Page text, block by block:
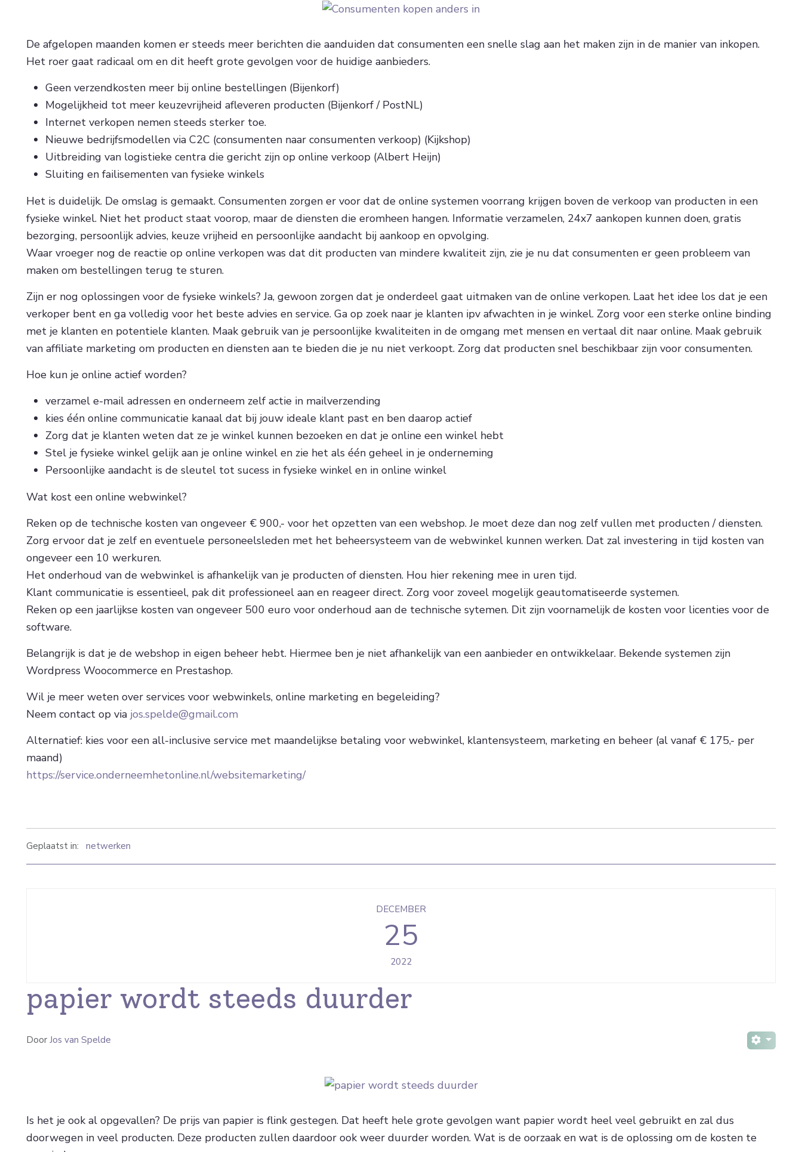
De afgelopen maanden komen er steeds meer berichten die aanduiden dat consumenten een snelle slag aan het maken zijn in de manier van inkopen.
Het roer gaat radicaal om en dit heeft grote gevolgen voor de huidige aanbieders.
Geen verzendkosten meer bij online bestellingen (Bijenkorf)
Mogelijkheid tot meer keuzevrijheid afleveren producten (Bijenkorf / PostNL)
Internet verkopen nemen steeds sterker toe.
Nieuwe bedrijfsmodellen via C2C (consumenten naar consumenten verkoop) (Kijkshop)
Uitbreiding van logistieke centra die gericht zijn op online verkoop (Albert Heijn)
Sluiting en failisementen van fysieke winkels
Het is duidelijk. De omslag is gemaakt. Consumenten zorgen er voor dat de online systemen voorrang krijgen boven de verkoop van producten in een
fysieke winkel. Niet het product staat voorop, maar de diensten die eromheen hangen. Informatie verzamelen, 24x7 aankopen kunnen doen, gratis
bezorging, persoonlijk advies, keuze vrijheid en persoonlijke aandacht bij aankoop en opvolging.
Waar vroeger nog de reactie op online verkopen was dat dit producten van mindere kwaliteit zijn, zie je nu dat consumenten er geen probleem van
maken om bestellingen terug te sturen.
Zijn er nog oplossingen voor de fysieke winkels? Ja, gewoon zorgen dat je onderdeel gaat uitmaken van de online verkopen. Laat het idee los dat je een
verkoper bent en ga volledig voor het beste advies en service. Ga op zoek naar je klanten ipv afwachten in je winkel. Zorg voor een sterke online binding
met je klanten en potentiele klanten. Maak gebruik van je persoonlijke kwaliteiten in de omgang met mensen en vertaal dit naar online. Maak gebruik
van affiliate marketing om producten en diensten aan te bieden die je nu niet verkoopt. Zorg dat producten snel beschikbaar zijn voor consumenten.
Hoe kun je online actief worden?
verzamel e-mail adressen en onderneem zelf actie in mailverzending
kies één online communicatie kanaal dat bij jouw ideale klant past en ben daarop actief
Zorg dat je klanten weten dat ze je winkel kunnen bezoeken en dat je online een winkel hebt
Stel je fysieke winkel gelijk aan je online winkel en zie het als één geheel in je onderneming
Persoonlijke aandacht is de sleutel tot sucess in fysieke winkel en in online winkel
Wat kost een online webwinkel?
Reken op de technische kosten van ongeveer € 900,- voor het opzetten van een webshop. Je moet deze dan nog zelf vullen met producten / diensten.
Zorg ervoor dat je zelf en eventuele personeelsleden met het beheersysteem van de webwinkel kunnen werken. Dat zal investering in tijd kosten van
ongeveer een 10 werkuren.
Het onderhoud van de webwinkel is afhankelijk van je producten of diensten. Hou hier rekening mee in uren tijd.
Klant communicatie is essentieel, pak dit professioneel aan en reageer direct. Zorg voor zoveel mogelijk geautomatiseerde systemen.
Reken op een jaarlijkse kosten van ongeveer 500 euro voor onderhoud aan de technische sytemen. Dit zijn voornamelijk de kosten voor licenties voor de
software.
Belangrijk is dat je de webshop in eigen beheer hebt. Hiermee ben je niet afhankelijk van een aanbieder en ontwikkelaar. Bekende systemen zijn
Wordpress Woocommerce en Prestashop.
Wil je meer weten over services voor webwinkels, online marketing en begeleiding?
Neem contact op via jos.spelde@gmail.com
Alternatief: kies voor een all-inclusive service met maandelijkse betaling voor webwinkel, klantensysteem, marketing en beheer (al vanaf € 175,- per
maand)
https://service.onderneemhetonline.nl/websitemarketing/
Geplaatst in: netwerken
DECEMBER
25
2022
papier wordt steeds duurder
Door Jos van Spelde
Is het je ook al opgevallen? De prijs van papier is flink gestegen. Dat heeft hele grote gevolgen want papier wordt heel veel gebruikt en zal dus
doorwegen in veel producten. Deze producten zullen daardoor ook weer duurder worden. Wat is de oorzaak en wat is de oplossing om de kosten te